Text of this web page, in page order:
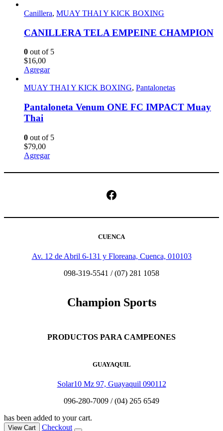
Canillera, MUAY THAI Y KICK BOXING
CANILLERA TELA EMPEINE CHAMPION
0 out of 5
$16,00
Agregar
MUAY THAI Y KICK BOXING, Pantalonetas
Pantaloneta Venum ONE FC IMPACT Muay
Thai
0 out of 5
$79,00
Agregar
Facebook
CUENCA
Av. 12 de Abril 6-131 y Floreana, Cuenca, 010103
098-319-5541 / (07) 281 1058
Champion Sports
PRODUCTOS PARA CAMPEONES
GUAYAQUIL
Solar10 Mz 97, Guayaquil 090112
096-280-7009 / (04) 265 6549
has been added to your cart.
View Cart Checkout